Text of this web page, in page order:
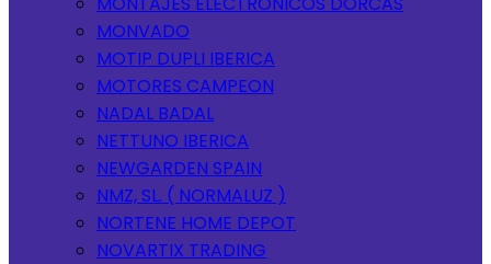
MONVADO
MOTIP DUPLI IBERICA
MOTORES CAMPEON
NADAL BADAL
NETTUNO IBERICA
NEWGARDEN SPAIN
NMZ, SL. ( NORMALUZ )
NORTENE HOME DEPOT
NOVARTIX TRADING